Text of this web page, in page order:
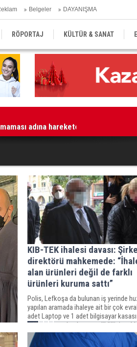
Belgeler DAYANIŞMA
RÖPORTAJ KÜLTÜR & SANAT
DERGİLER
adına harekete geçtik
KIB-TEK ihalesi davası:
direktörü mahkemede:
alan ürünleri değil de farklı
ürünleri kuruma sattı”
Polis, Lefkoşa da bulunan iş yerinde
yapılan aramada ihaleye ait bir çok
adet Laptop ve 1 adet bilgisayar
edilip emare olarak zapt edildiğini
aktardı.